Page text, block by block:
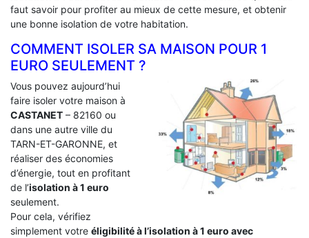
faut savoir pour profiter au mieux de cette mesure, et obtenir
une bonne isolation de votre habitation.
COMMENT ISOLER SA MAISON POUR 1
EURO SEULEMENT ?
Vous pouvez aujourd’hui
faire isoler votre maison à
CASTANET – 82160 ou
dans une autre ville du
TARN-ET-GARONNE, et
réaliser des économies
d’énergie, tout en profitant
de l’isolation à 1 euro
seulement.
Pour cela, vérifiez
simplement votre éligibilité à l’isolation à 1 euro avec